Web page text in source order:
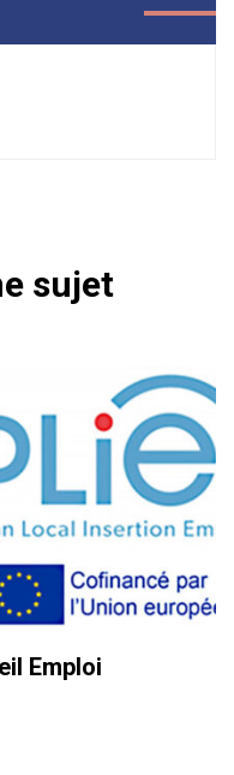
sujet
Emploi